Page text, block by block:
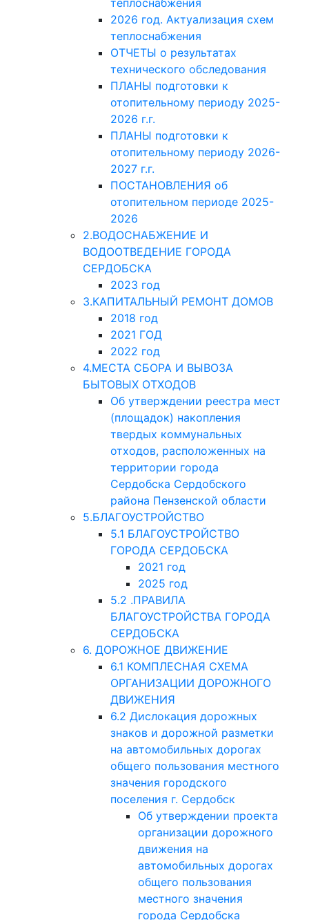
теплоснабжения
2026 год. Актуализация схем
теплоснабжения
ОТЧЕТЫ о результатах
технического обследования
ПЛАНЫ подготовки к
отопительному периоду 2025-
2026 г.г.
ПЛАНЫ подготовки к
отопительному периоду 2026-
2027 г.г.
ПОСТАНОВЛЕНИЯ об
отопительном периоде 2025-
2026
2.ВОДОСНАБЖЕНИЕ И
ВОДООТВЕДЕНИЕ ГОРОДА
СЕРДОБСКА
2023 год
3.КАПИТАЛЬНЫЙ РЕМОНТ ДОМОВ
2018 год
2021 ГОД
2022 год
4.МЕСТА СБОРА И ВЫВОЗА
БЫТОВЫХ ОТХОДОВ
Об утверждении реестра мест
(площадок) накопления
твердых коммунальных
отходов, расположенных на
территории города
Сердобска Сердобского
района Пензенской области
5.БЛАГОУСТРОЙСТВО
5.1 БЛАГОУСТРОЙСТВО
ГОРОДА СЕРДОБСКА
2021 год
2025 год
5.2 .ПРАВИЛА
БЛАГОУСТРОЙСТВА ГОРОДА
СЕРДОБСКА
6. ДОРОЖНОЕ ДВИЖЕНИЕ
6.1 КОМПЛЕСНАЯ СХЕМА
ОРГАНИЗАЦИИ ДОРОЖНОГО
ДВИЖЕНИЯ
6.2 Дислокация дорожных
знаков и дорожной разметки
на автомобильных дорогах
общего пользования местного
значения городского
поселения г. Сердобск
Об утверждении проекта
организации дорожного
движения на
автомобильных дорогах
общего пользования
местного значения
города Сердобска